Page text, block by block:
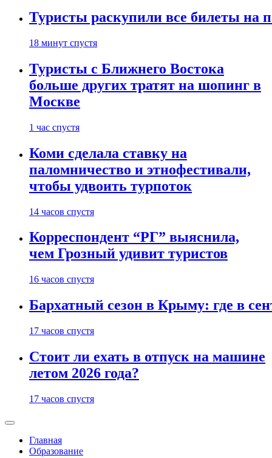
Туристы раскупили все билеты на
18 минут спустя
Туристы с Ближнего Востока
больше других тратят на шопинг в
Москве
1 час спустя
Коми сделала ставку на
паломничество и этнофестивали,
чтобы удвоить турпоток
14 часов спустя
Корреспондент “РГ” выяснила,
чем Грозный удивит туристов
16 часов спустя
Бархатный сезон в Крыму: где в
17 часов спустя
Стоит ли ехать в отпуск на машине
летом 2026 года?
17 часов спустя
Главная
Образование